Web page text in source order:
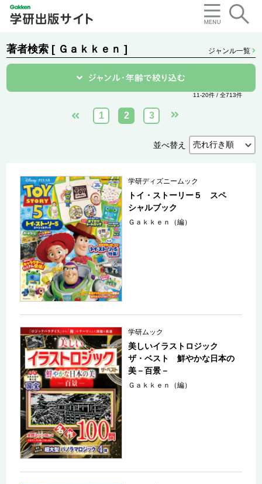
著者検索 [ Ｇａｋｋｅｎ ] ジャンル一覧
11-20件 / 全713件
1 2 3
並べ替え
学研ディズニームック
トイ・ストーリー５ スペ
シャルブック
Ｇａｋｋｅｎ（編）
学研ムック
美しいイラストロジック
ザ・ベスト 鮮やかな日本の
美－百景－
Ｇａｋｋｅｎ（編）